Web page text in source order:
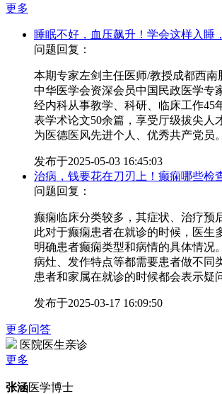
更多
睡眠不好，血压飙升！学会这样入睡
问题回复：
本期专家左剑主任医师/教授成都西南
中华医学会资深会员中国民政医学专
经内科从事教学、科研、临床工作45
表学术论文50余篇，享受厅级拔尖人
为医德医风先进个人、优秀共产党员
发布于2025-05-03 16:45:03
治病，钱要花在刀刃上！癫痫哪些检
问题回复：
癫痫临床分类较多，其症状、治疗预
此对于癫痫患者在就诊的时候，医生
明确患者癫痫类型和病情的具体情况
病灶、发作特点等都需要患者做不同
患者和家属在就诊的时候都会表示疑
发布于2025-03-17 16:09:50
更多问答
医院医生亲诊
更多
张涵医学博士